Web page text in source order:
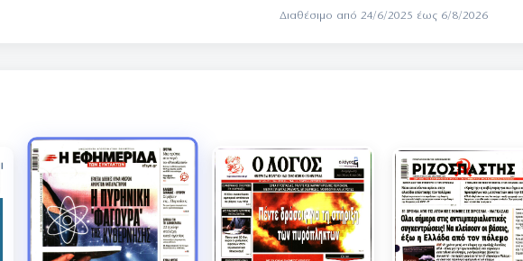
Διαθέσιμο από 24/6/2025 έως 6/8/2026